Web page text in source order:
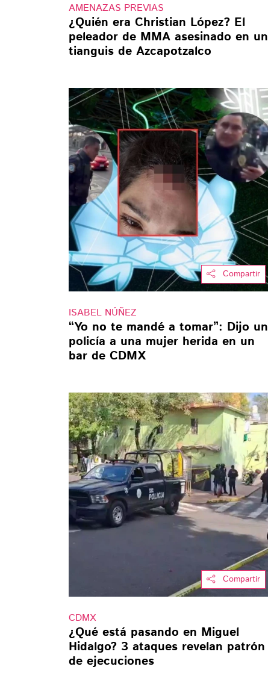
AMENAZAS PREVIAS
¿Quién era Christian López? El
peleador de MMA asesinado en un
tianguis de Azcapotzalco
Compartir
ISABEL NÚÑEZ
“Yo no te mandé a tomar”: Dijo un
policía a una mujer herida en un
bar de CDMX
Compartir
CDMX
¿Qué está pasando en Miguel
Hidalgo? 3 ataques revelan patrón
de ejecuciones